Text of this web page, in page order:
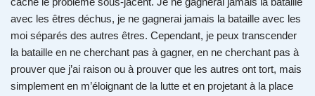
avec les êtres déchus, je ne gagnerai jamais la bataille avec les
moi séparés des autres êtres. Cependant, je peux transcender
la bataille en ne cherchant pas à gagner, en ne cherchant pas à
prouver que j’ai raison ou à prouver que les autres ont tort, mais
simplement en m’éloignant de la lutte et en projetant à la place